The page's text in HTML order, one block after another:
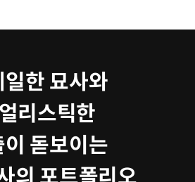
일한 묘사와
리스틱한
이 돋보이는
의 포트폴리오